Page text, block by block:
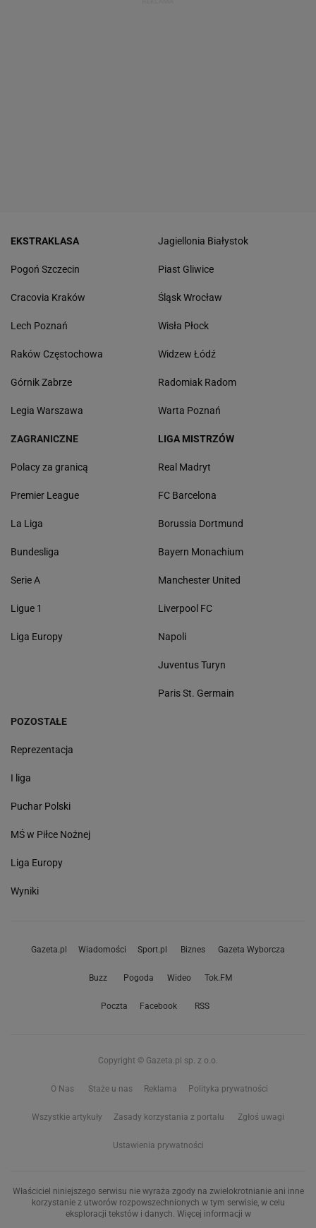
EKSTRAKLASA
Pogoń Szczecin
Cracovia Kraków
Lech Poznań
Raków Częstochowa
Górnik Zabrze
Legia Warszawa
Jagiellonia Białystok
Piast Gliwice
Śląsk Wrocław
Wisła Płock
Widzew Łódź
Radomiak Radom
Warta Poznań
ZAGRANICZNE
Polacy za granicą
Premier League
La Liga
Bundesliga
Serie A
Ligue 1
Liga Europy
LIGA MISTRZÓW
Real Madryt
FC Barcelona
Borussia Dortmund
Bayern Monachium
Manchester United
Liverpool FC
Napoli
Juventus Turyn
Paris St. Germain
POZOSTAŁE
Reprezentacja
I liga
Puchar Polski
MŚ w Piłce Nożnej
Liga Europy
Wyniki
Gazeta.pl Wiadomości Sport.pl Biznes Gazeta Wyborcza
Buzz Pogoda Wideo Tok.FM
Poczta Facebook RSS
Copyright © Gazeta.pl sp. z o.o.
O Nas Staże u nas Reklama Polityka prywatności
Wszystkie artykuły Zasady korzystania z portalu Zgłoś uwagi
Ustawienia prywatności
Właściciel niniejszego serwisu nie wyraża zgody na zwielokrotnianie ani inne
korzystanie z utworów rozpowszechnionych w tym serwisie, w celu
eksploracji tekstów i danych. Więcej informacji w